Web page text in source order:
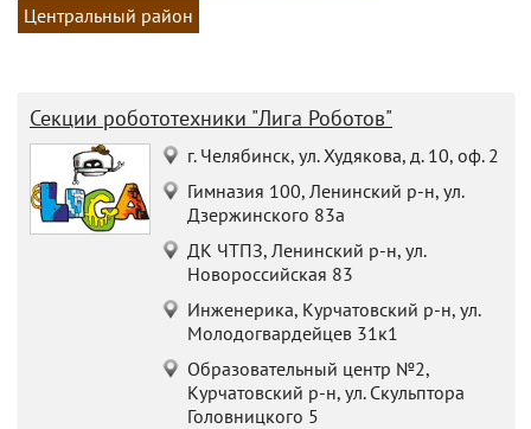
Центральный район
Секции робототехники "Лига Роботов"
г. Челябинск, ул. Худякова, д. 10, оф. 2
Гимназия 100, Ленинский р-н, ул.
Дзержинского 83а
ДК ЧТПЗ, Ленинский р-н, ул.
Новороссийская 83
Инженерика, Курчатовский р-н, ул.
Молодогвардейцев 31к1
Образовательный центр №2,
Курчатовский р-н, ул. Скульптора
Головницкого 5